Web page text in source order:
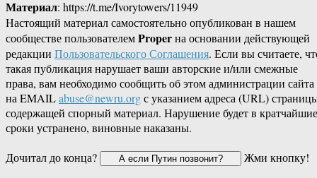
Материал: https://t.me/Ivorytowers/11949
Настоящий материал самостоятельно опубликован в нашем
сообществе пользователемProperна основании действующей
редакции Пользовательского Соглашения. Если вы считаете,
такая публикация нарушает ваши авторские и/или смежные
права, вам необходимо сообщить об этом администрации сайта
на EMAILabuse@newru.orgс указанием адреса (URL)
содержащей спорный материал. Нарушение будет в кратчайшие
сроки устранено, виновные наказаны.
Дочитал до конца?
Жми кнопку!